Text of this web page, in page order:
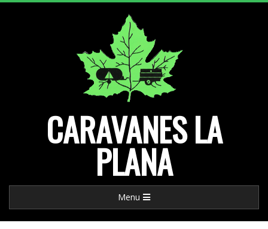
CARAVANES LA
PLANA
Navigation
Menu